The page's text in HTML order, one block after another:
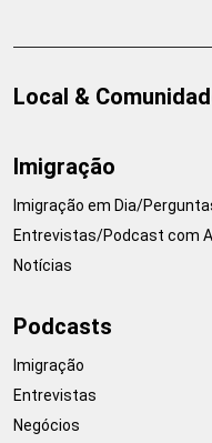
Local &
Imigração
Imigração em Dia/
Entrevistas/Podcast com
Notícias
Podcasts
Imigração
Entrevistas
Negócios